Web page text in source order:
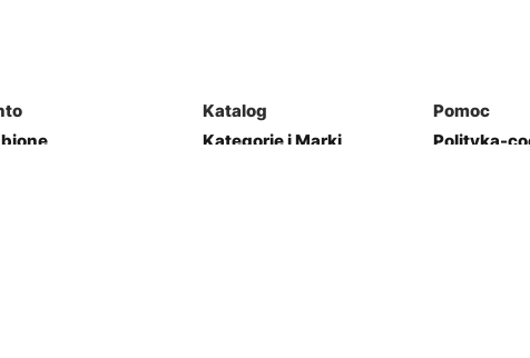
Katalog
Kategorie i Marki
Pomoc
Polityka-